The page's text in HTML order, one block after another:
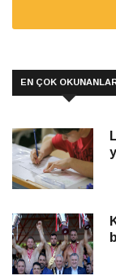
EN ÇOK